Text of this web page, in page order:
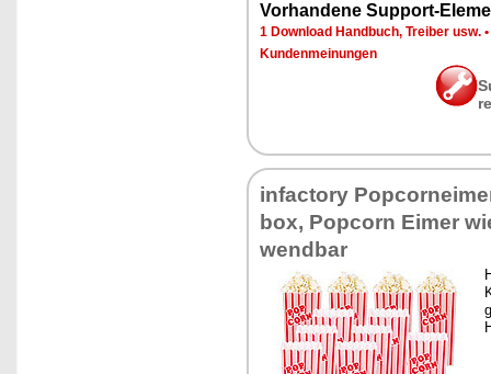
Vor­han­de­ne Sup­port-
1 Down­load Hand­buch, Trei­ber usw. •
Kun­den­mei­nun­gen
in­fac­to­ry
box, Pop­corn Ei­mer
wend­bar